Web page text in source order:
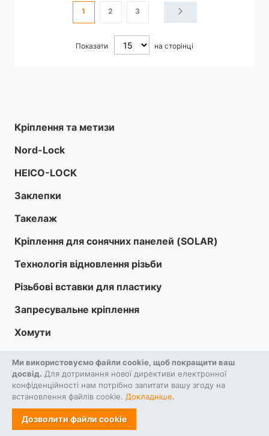
Ми використовуємо файли cookie, щоб покращити ваш
досвід. Для дотримання нової директиви електронної
конфіденційності нам потрібно запитати вашу згоду на
встановлення файлів cookie. Докладніше.
Дозволити файли cookie
You're currently reading page
1 Сторінка
2 Сторінка
3
Показати на сторінці
Кріплення та метизи
Nord-Lock
HEICO-LOCK
Заклепки
Такелаж
Кріплення для сонячних панелей (SOLAR)
Технологія відновлення різьби
Різьбові вставки для пластику
Запресувальне кріплення
Хомути
HARDLOCK
Засоби індивідуального захисту